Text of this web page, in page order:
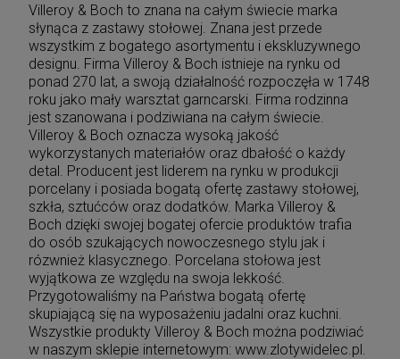
Villeroy & Boch to znana na całym świecie marka
słynąca z zastawy stołowej. Znana jest przede
wszystkim z bogatego asortymentu i ekskluzywnego
designu. Firma Villeroy & Boch istnieje na rynku od
ponad 270 lat, a swoją działalność rozpoczęła w 1748
roku jako mały warsztat garncarski. Firma rodzinna
jest szanowana i podziwiana na całym świecie.
Villeroy & Boch oznacza wysoką jakość
wykorzystanych materiałów oraz dbałość o każdy
detal. Producent jest liderem na rynku w produkcji
porcelany i posiada bogatą ofertę zastawy stołowej,
szkła, sztućców oraz dodatków. Marka Villeroy &
Boch dzięki swojej bogatej ofercie produktów trafia
do osób szukających nowoczesnego stylu jak i
rózwnież klasycznego. Porcelana stołowa jest
wyjątkowa ze względu na swoja lekkość.
Przygotowaliśmy na Państwa bogatą ofertę
skupiającą się na wyposażeniu jadalni oraz kuchni.
Wszystkie produkty Villeroy & Boch można podziwiać
w naszym sklepie internetowym: www.zlotywidelec.pl.